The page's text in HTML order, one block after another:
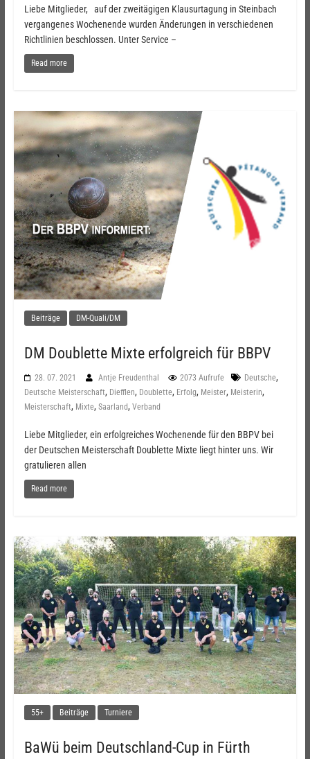
Liebe Mitglieder, auf der zweitägigen Klausurtagung in Steinbach
vergangenes Wochenende wurden Änderungen in verschiedenen
Richtlinien beschlossen. Unter Service –
Read more
Beiträge DM-Quali/DM
DM Doublette Mixte erfolgreich für BBPV
28. 07. 2021 Antje Freudenthal 2073 Aufrufe Deutsche,
Deutsche Meisterschaft, Diefflen, Doublette, Erfolg, Meister, Meisterin,
Meisterschaft, Mixte, Saarland, Verband
Liebe Mitglieder, ein erfolgreiches Wochenende für den BBPV bei
der Deutschen Meisterschaft Doublette Mixte liegt hinter uns. Wir
gratulieren allen
Read more
55+ Beiträge Turniere
BaWü beim Deutschland-Cup in Fürth